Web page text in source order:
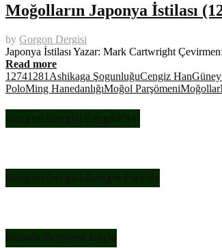
Moğolların Japonya İstilası
by Gorgon Dergisi
Japonya İstilası Yazar: Mark Cartwright
Read more
12741281 Ashikaga ŞogunluğuCengiz HanGüney
PoloMing HanedanlığıMoğol ParşömeniMoğollar
Gorgon Dergisi Dergilik’te!
Gorgon Dergisi Google Play’de
Bizimle İletişime Geçin